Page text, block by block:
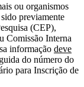
ou organismos
previamente
(CEP),
Comissão Interna
informação deve
do número do
para Inscrição de